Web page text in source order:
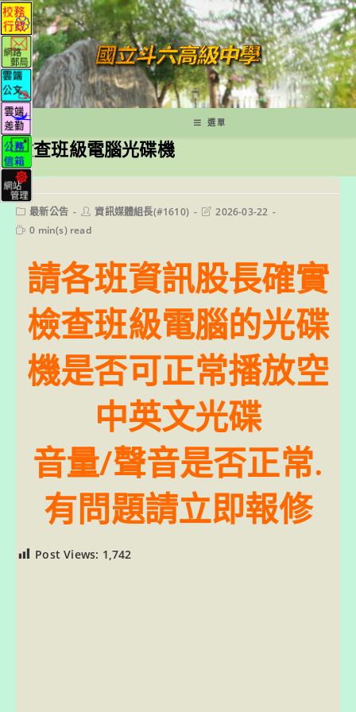
跳
轉
至
主
要
內
容
選單
檢查班級電腦光碟機
Post
category:
最新公告
Post資訊媒體組長(#1610)
Post2026-03-22
Reading
0 min(s) read
請各班資訊股長確實
檢查班級電腦的光碟
機是否可正常播放空
中英文光碟
音量/聲音是否正常.
有問題請立即報修
Post Views: 1,742